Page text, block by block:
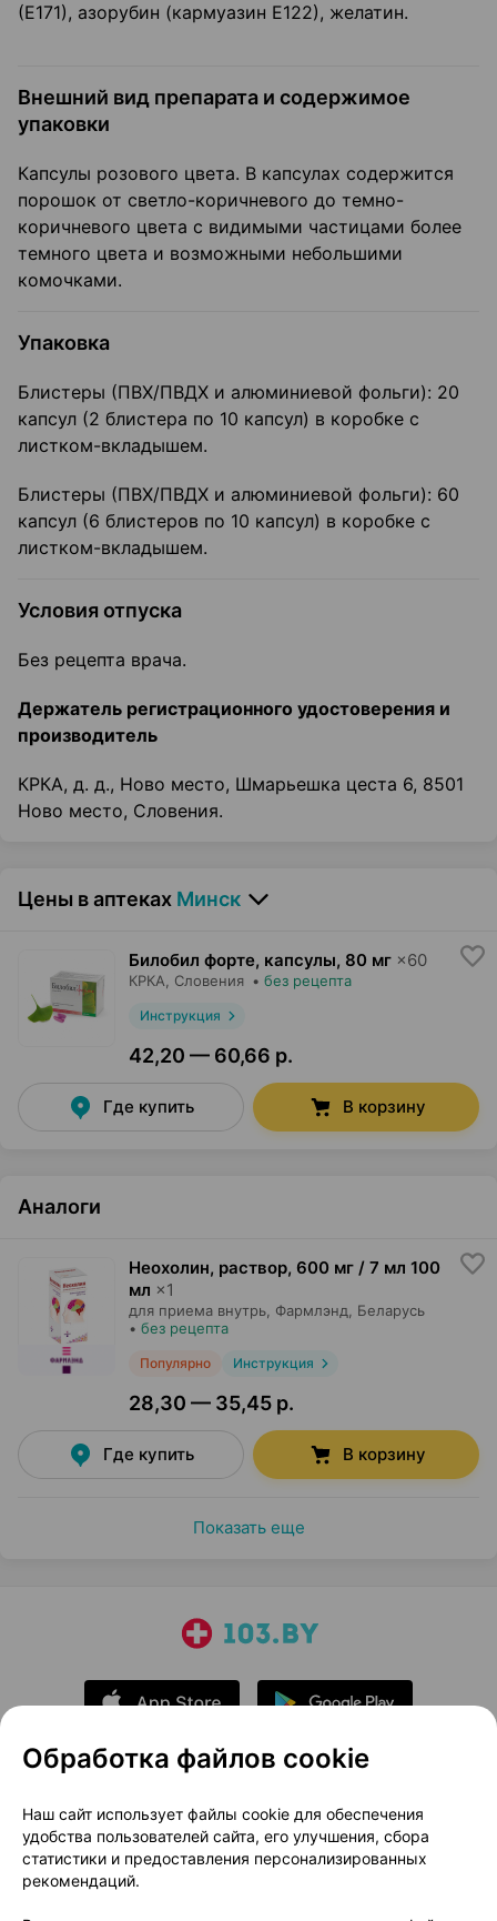
(Е171), азорубин (кармуазин Е122), желатин.
Внешний вид препарата и содержимое
упаковки
Капсулы розового цвета. В капсулах содержится
порошок от светло-коричневого до темно-
коричневого цвета с видимыми частицами более
темного цвета и возможными небольшими
комочками.
Упаковка
Блистеры (ПВХ/ПВДХ и алюминиевой фольги): 20
капсул (2 блистера по 10 капсул) в коробке с
листком-вкладышем.
Блистеры (ПВХ/ПВДХ и алюминиевой фольги): 60
капсул (6 блистеров по 10 капсул) в коробке с
листком-вкладышем.
Условия отпуска
Без рецепта врача.
Держатель регистрационного удостоверения и
производитель
КРКА, д. д., Ново место, Шмарьешка цеста 6, 8501
Ново место, Словения.
Цены в аптеках Минск
Билобил форте, капсулы, 80 мг ×60
КРКА, Словения • без рецепта
Инструкция
42,20 — 60,66 р.
Где купить В корзину
Аналоги
Неохолин, раствор, 600 мг / 7 мл 100
мл ×1
для приема внутрь, Фармлэнд, Беларусь
• без рецепта
Популярно Инструкция
28,30 — 35,45 р.
Где купить В корзину
Показать еще
О проекте
Новости проекта
Размещение рекламы
Медицинский маркетинг
Публичный договор
Доставка
Обработка файлов cookie
Наш сайт использует файлы cookie для обеспечения
удобства пользователей сайта, его улучшения, сбора
статистики и предоставления персонализированных
рекомендаций.